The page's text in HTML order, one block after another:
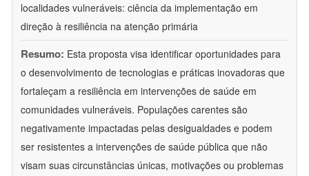
localidades vulneráveis: ciência da implementação em
direção à resiliência na atenção primária
Resumo: Esta proposta visa identificar oportunidades para
o desenvolvimento de tecnologias e práticas inovadoras que
fortaleçam a resiliência em intervenções de saúde em
comunidades vulneráveis. Populações carentes são
negativamente impactadas pelas desigualdades e podem
ser resistentes a intervenções de saúde pública que não
visam suas circunstâncias únicas, motivações ou problemas